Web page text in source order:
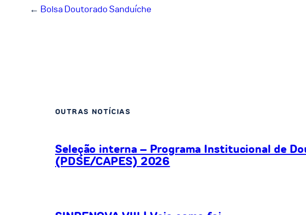
← Bolsa Doutorado Sanduíche
OUTRAS NOTÍCIAS
Seleção interna – Programa Institucional de
(PDSE/CAPES) 2026